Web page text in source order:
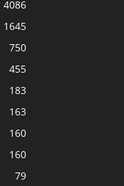
4086
1645
750
455
183
163
160
160
79